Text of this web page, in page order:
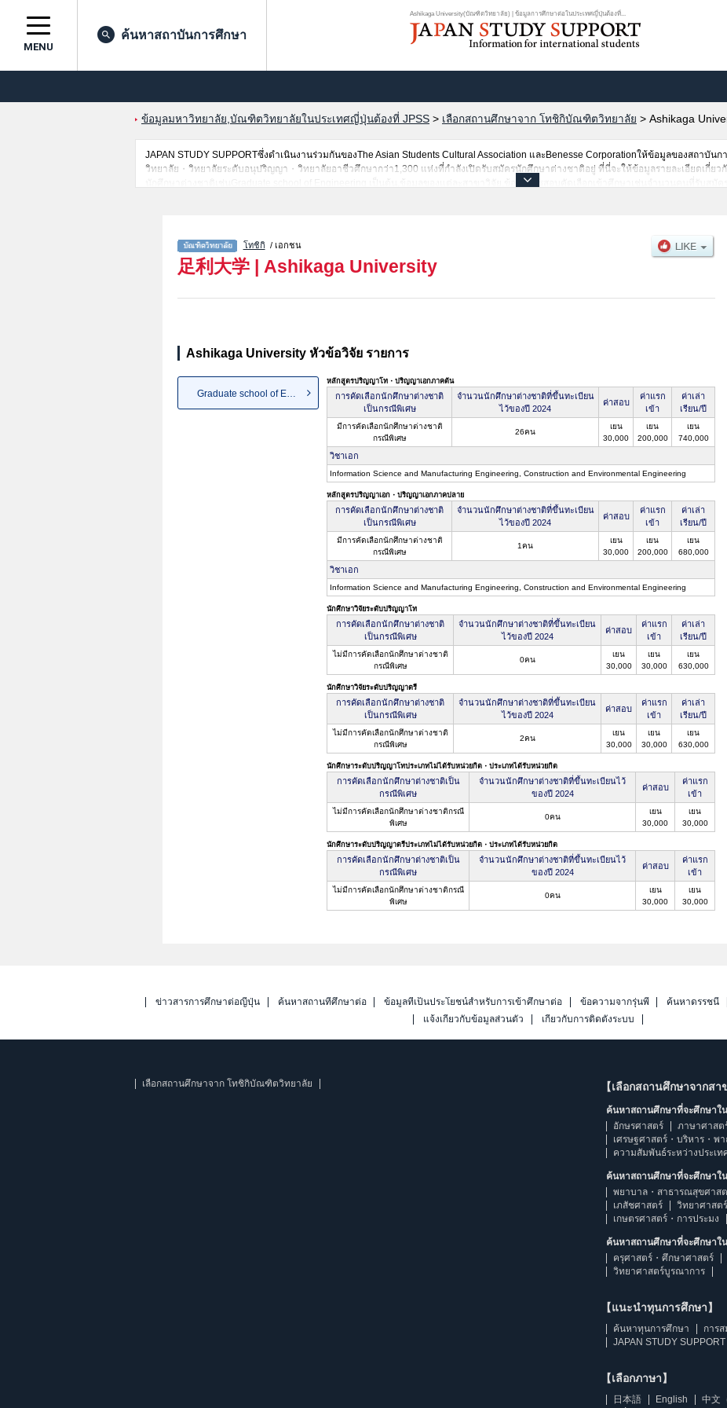
Ashikaga University(บัณฑิตวิทยาลัย) | ข้อมูลการศึกษาต่อในประเทศญี่ปุ่นต้องที่...
MENU
ค้นหาสถาบันการศึกษา
ข้อมูลมหาวิทยาลัย,บัณฑิตวิทยาลัยในประเทศญี่ปุ่นต้องที่ JPSS > เลือกสถานศึกษาจาก โทชิกิบัณฑิตวิทยาลัย > Ashikaga
JAPAN STUDY SUPPORTซึ่งดำเนินงานร่วมกันของThe Asian Students Cultural Association และBenesse Corporationให้ข้อมูลของสถาบั
วิทยาลัย・วิทยาลัยระดับอนุปริญญา・วิทยาลัยอาชีวศึกษากว่า1,300 แห่งที่กำลังเปิดรับสมัครนักศึกษาต่างชาติอยู่ ที่นี่จะให้ข้อมูลรายละเอียดเกี่ยว
นักศึกษาต่างชาติเช่นGraduate school of Engineering เป็นต้น,ข้อมูลของแต่ละสาขาวิจัย,ข้อมูลการสอบคัดเลือกเข้าศึกษาเช่นจำนวนคนที่รับสมัค
โทชิกิ / เอกชน
足利大学 | Ashikaga University
Ashikaga University หัวข้อวิจัย รายการ
Graduate school of Engineering
หลักสูตรปริญญาโท・ปริญญาเอกภาคต้น
การคัดเลือกนักศึกษาต่างชาติ
เป็นกรณีพิเศษ
จำนวนนักศึกษาต่างชาติที่ขึ้นทะเบียน
ไว้ของปี 2024
ค่าสอบ
ค่าแรก
เข้า
ค่าเล่า
เรียน/ปี
มีการคัดเลือกนักศึกษาต่างชาติ
กรณีพิเศษ
26คน
เยน
30,000
เยน
200,000
เยน
740,000
วิชาเอก
Information Science and Manufacturing Engineering, Construction and Environmental Engineering
หลักสูตรปริญญาเอก・ปริญญาเอกภาคปลาย
การคัดเลือกนักศึกษาต่างชาติ
เป็นกรณีพิเศษ
จำนวนนักศึกษาต่างชาติที่ขึ้นทะเบียน
ไว้ของปี 2024
ค่าสอบ
ค่าแรก
เข้า
ค่าเล่า
เรียน/ปี
มีการคัดเลือกนักศึกษาต่างชาติ
กรณีพิเศษ
1คน
เยน
30,000
เยน
200,000
เยน
680,000
วิชาเอก
Information Science and Manufacturing Engineering, Construction and Environmental Engineering
นักศึกษาวิจัยระดับปริญญาโท
การคัดเลือกนักศึกษาต่างชาติ
เป็นกรณีพิเศษ
จำนวนนักศึกษาต่างชาติที่ขึ้นทะเบียน
ไว้ของปี 2024
ค่าสอบ
ค่าแรก
เข้า
ค่าเล่า
เรียน/ปี
ไม่มีการคัดเลือกนักศึกษาต่างชาติ
กรณีพิเศษ
0คน
เยน
30,000
เยน
30,000
เยน
630,000
นักศึกษาวิจัยระดับปริญญาตรี
การคัดเลือกนักศึกษาต่างชาติ
เป็นกรณีพิเศษ
จำนวนนักศึกษาต่างชาติที่ขึ้นทะเบียน
ไว้ของปี 2024
ค่าสอบ
ค่าแรก
เข้า
ค่าเล่า
เรียน/ปี
ไม่มีการคัดเลือกนักศึกษาต่างชาติ
กรณีพิเศษ
2คน
เยน
30,000
เยน
30,000
เยน
630,000
นักศึกษาระดับปริญญาโทประเภทไม่ได้รับหน่วยกิต・ประเภทได้รับหน่วยกิต
การคัดเลือกนักศึกษาต่างชาติเป็น
กรณีพิเศษ
จำนวนนักศึกษาต่างชาติที่ขึ้นทะเบียนไว้
ของปี 2024
ค่าสอบ
ค่าแรก
เข้า
ไม่มีการคัดเลือกนักศึกษาต่างชาติกรณี
พิเศษ
0คน
เยน
30,000
เยน
30,000
นักศึกษาระดับปริญญาตรีประเภทไม่ได้รับหน่วยกิต・ประเภทได้รับหน่วยกิต
การคัดเลือกนักศึกษาต่างชาติเป็น
กรณีพิเศษ
จำนวนนักศึกษาต่างชาติที่ขึ้นทะเบียนไว้
ของปี 2024
ค่าสอบ
ค่าแรก
เข้า
ไม่มีการคัดเลือกนักศึกษาต่างชาติกรณี
พิเศษ
0คน
เยน
30,000
เยน
30,000
ข่าวสารการศึกษาต่อญี่ปุ่น ค้นหาสถานที่ศึกษาต่อ ข้อมูลที่เป็นประโยชน์สำหรับการเข้าศึกษาต่อ ข้อความจากรุ่นพี่ ค้นหาดรรชนี
แจ้งเกี่ยวกับข้อมูลส่วนตัว
เกี่ยวกับการติดตั้งระบบ
เลือกสถานศึกษาจาก โทชิกิบัณฑิตวิทยาลัย 【เลือกสถานศึกษาจากสา
ค้นหาสถานศึกษาที่จะศึกษาใ
อักษรศาสตร์
ภาษาศาสต
เศรษฐศาสตร์・บริหาร・พ
ความสัมพันธ์ระหว่างประเท
ค้นหาสถานศึกษาที่จะศึกษาใ
พยาบาล・สาธารณสุขศาส
เภสัชศาสตร์
วิทยาศาสตร์
เกษตรศาสตร์・การประมง
ค้นหาสถานศึกษาที่จะศึกษาใ
ครุศาสตร์・ศึกษาศาสตร์
วิทยาศาสตร์บูรณาการ
【แนะนำทุนการศึกษา】
ค้นหาทุนการศึกษา
การ
JAPAN STUDY
【เลือกภาษา】
日本語 English 中文